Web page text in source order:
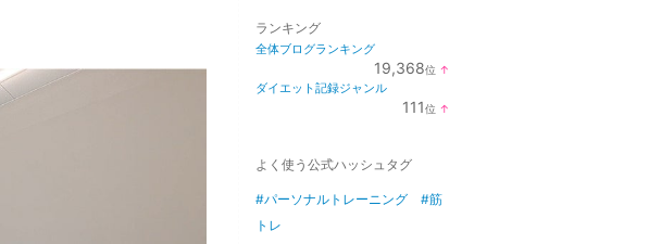
ランキング
全体ブログランキング
19,368位 ↑
ダイエット記録ジャンル
111位 ↑
よく使う公式ハッシュタグ
#パーソナルトレーニング
#筋
トレ